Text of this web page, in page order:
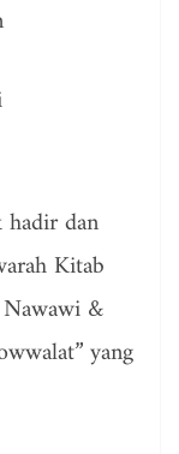
hadir dan
Kitab
&
yang